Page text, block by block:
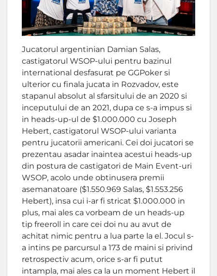
Jucatorul argentinian Damian Salas,
castigatorul WSOP-ului pentru bazinul
international desfasurat pe GGPoker si
ulterior cu finala jucata in Rozvadov, este
stapanul absolut al sfarsitului de an 2020 si
inceputului de an 2021, dupa ce s-a impus si
in heads-up-ul de $1.000.000 cu Joseph
Hebert, castigatorul WSOP-ului varianta
pentru jucatorii americani. Cei doi jucatori se
prezentau asadar inaintea acestui heads-up
din postura de castigatori de Main Event-uri
WSOP, acolo unde obtinusera premii
asemanatoare ($1.550.969 Salas, $1.553.256
Hebert), insa cui i-ar fi stricat $1.000.000 in
plus, mai ales ca vorbeam de un heads-up
tip freeroll in care cei doi nu au avut de
achitat nimic pentru a lua parte la el. Jocul s-
a intins pe parcursul a 173 de maini si privind
retrospectiv acum, orice s-ar fi putut
intampla, mai ales ca la un moment Hebert il